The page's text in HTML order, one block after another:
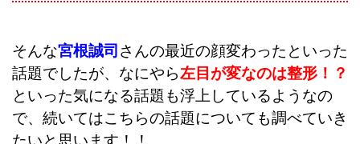
そんな宮根誠司 さんの最近の顔変わったといった
話題でしたが、なにやら左目が変なのは整形！？
といった気になる話題も浮上しているようなの
で、続いてはこちらの話題についても調べていき
たいと思います！！